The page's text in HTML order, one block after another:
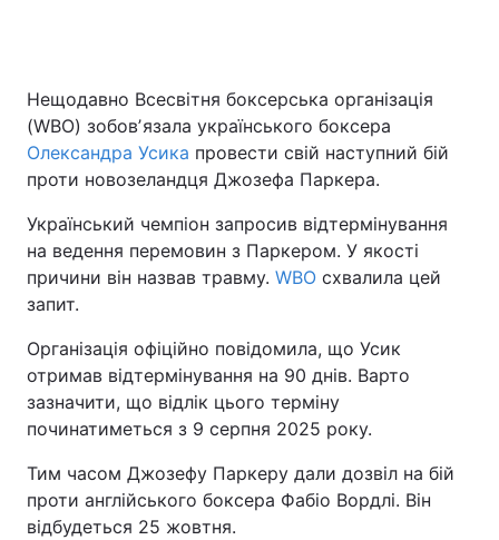
Нещодавно Всесвітня боксерська організація
(WBO) зобовʼязала українського боксера
Олександра Усика провести свій наступний бій
проти новозеландця Джозефа Паркера.
Український чемпіон запросив відтермінування
на ведення перемовин з Паркером. У якості
причини він назвав травму. WBO схвалила цей
запит.
Організація офіційно повідомила, що Усик
отримав відтермінування на 90 днів. Варто
зазначити, що відлік цього терміну
починатиметься з 9 серпня 2025 року.
Тим часом Джозефу Паркеру дали дозвіл на бій
проти англійського боксера Фабіо Вордлі. Він
відбудеться 25 жовтня.